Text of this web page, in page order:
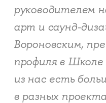
руководителем
арт и саунд-
Вороновским,
профиля в
из нас есть
в разных